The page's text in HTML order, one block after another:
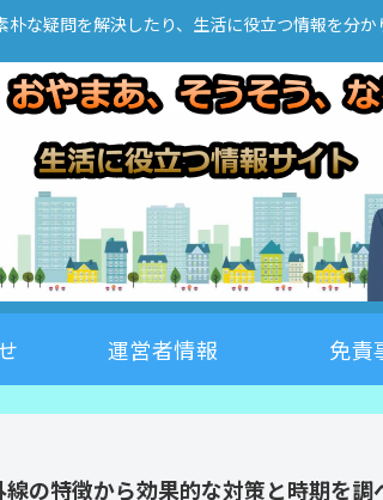
朴な疑問を解決したり、生活に役立つ情報を分か
運営者情報 免責
線の特徴から効果的な対策と時期を調